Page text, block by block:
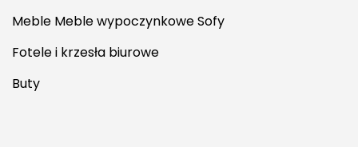
Meble Meble wypoczynkowe Sofy
Fotele i krzesła biurowe
Buty